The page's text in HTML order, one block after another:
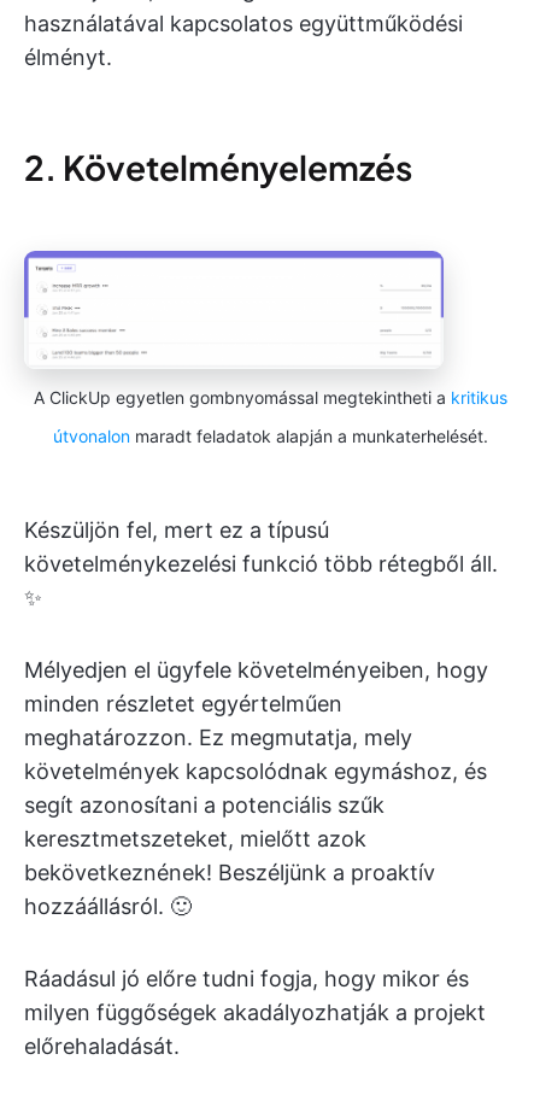
használatával kapcsolatos együttműködési
élményt.
2. Követelményelemzés
A ClickUp egyetlen gombnyomással megtekintheti a kritikus
útvonalonmaradt feladatok alapján a munkaterhelését.
Készüljön fel, mert ez a típusú
követelménykezelési funkció több rétegből áll.
✨
Mélyedjen el ügyfele követelményeiben, hogy
minden részletet egyértelműen
meghatározzon. Ez megmutatja, mely
követelmények kapcsolódnak egymáshoz, és
segít azonosítani a potenciális szűk
keresztmetszeteket, mielőtt azok
bekövetkeznének! Beszéljünk a proaktív
hozzáállásról. 🙂
Ráadásul jó előre tudni fogja, hogy mikor és
milyen függőségek akadályozhatják a projekt
előrehaladását.